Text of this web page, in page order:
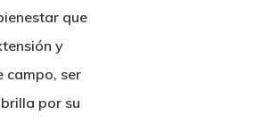
que
y
campo, ser
por su